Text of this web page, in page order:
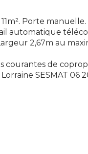
Porte
automatique
2,67m au
courantes de
SESMAT 06